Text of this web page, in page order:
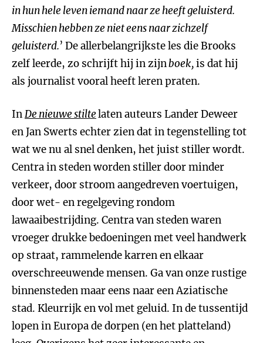
in hun hele leven iemand naar ze heeft geluisterd.
Misschien hebben ze niet eens naar zichzelf
geluisterd.’ De allerbelangrijkste les die Brooks
zelf leerde, zo schrijft hij in zijnboek,is dat hij
als journalist vooral heeft leren praten.
InDe nieuwe stiltelaten auteurs Lander Deweer
en Jan Swerts echter zien dat in tegenstelling tot
wat we nu al snel denken, het juist stiller wordt.
Centra in steden worden stiller door minder
verkeer, door stroom aangedreven voertuigen,
door wet- en regelgeving rondom
lawaaibestrijding. Centra van steden waren
vroeger drukke bedoeningen met veel handwerk
op straat, rammelende karren en elkaar
overschreeuwende mensen. Ga van onze rustige
binnensteden maar eens naar een Aziatische
stad. Kleurrijk en vol met geluid. In de tussentijd
lopen in Europa de dorpen (en het platteland)